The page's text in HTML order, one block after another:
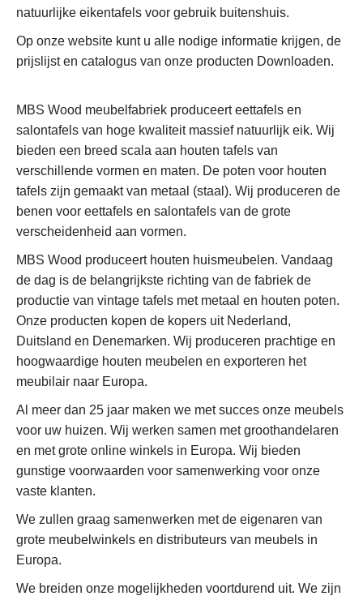
natuurlijke eikentafels voor gebruik buitenshuis.
Op onze website kunt u alle nodige informatie krijgen, de
prijslijst en catalogus van onze producten Downloaden.
MBS Wood meubelfabriek produceert eettafels en
salontafels van hoge kwaliteit massief natuurlijk eik. Wij
bieden een breed scala aan houten tafels van
verschillende vormen en maten. De poten voor houten
tafels zijn gemaakt van metaal (staal). Wij produceren de
benen voor eettafels en salontafels van de grote
verscheidenheid aan vormen.
MBS Wood produceert houten huismeubelen. Vandaag
de dag is de belangrijkste richting van de fabriek de
productie van vintage tafels met metaal en houten poten.
Onze producten kopen de kopers uit Nederland,
Duitsland en Denemarken. Wij produceren prachtige en
hoogwaardige houten meubelen en exporteren het
meubilair naar Europa.
Al meer dan 25 jaar maken we met succes onze meubels
voor uw huizen. Wij werken samen met groothandelaren
en met grote online winkels in Europa. Wij bieden
gunstige voorwaarden voor samenwerking voor onze
vaste klanten.
We zullen graag samenwerken met de eigenaren van
grote meubelwinkels en distributeurs van meubels in
Europa.
We breiden onze mogelijkheden voortdurend uit. We zijn